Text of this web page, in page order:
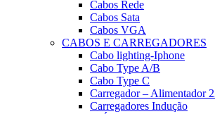
Cabos Rede
Cabos Sata
Cabos VGA
CABOS E CARREGADORES
Cabo lighting-Iphone
Cabo Type A/B
Cabo Type C
Carregador – Alimentador
Carregadores Indução